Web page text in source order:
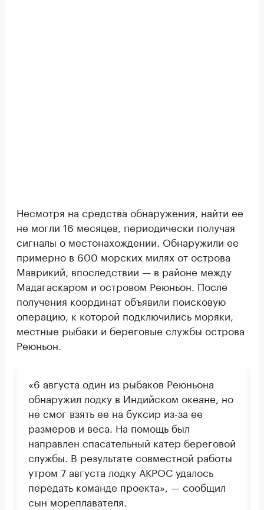
Несмотря на средства обнаружения, найти ее
не могли 16 месяцев, периодически получая
сигналы о местонахождении. Обнаружили ее
примерно в 600 морских милях от острова
Маврикий, впоследствии — в районе между
Мадагаскаром и островом Реюньон. После
получения координат объявили поисковую
операцию, к которой подключились моряки,
местные рыбаки и береговые службы острова
Реюньон.
«6 августа один из рыбаков Реюньона
обнаружил лодку в Индийском океане, но
не смог взять ее на буксир из-за ее
размеров и веса. На помощь был
направлен спасательный катер береговой
службы. В результате совместной работы
утром 7 августа лодку АКРОС удалось
передать команде проекта», — сообщил
сын мореплавателя.